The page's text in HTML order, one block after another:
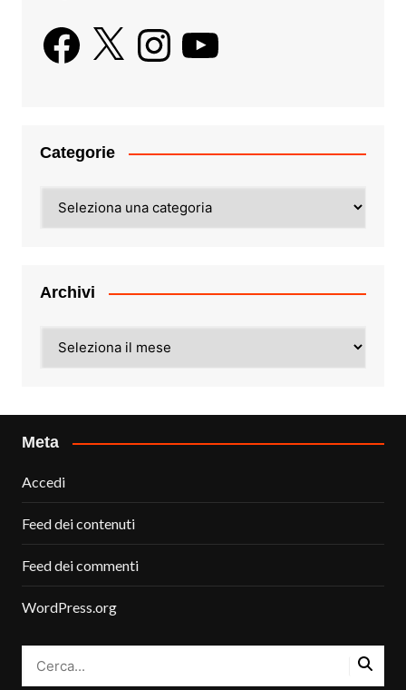
Facebook
X InstagramYouTube
Categorie
Archivi
Meta
Accedi
Feed dei contenuti
Feed dei commenti
WordPress.org